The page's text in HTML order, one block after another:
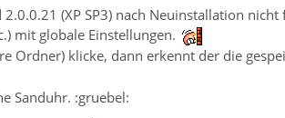
(XP SP3) nach Neuinstallation
mit globale Einstellungen.
Ordner) klicke, dann erkennt der die
Sanduhr. :gruebel: